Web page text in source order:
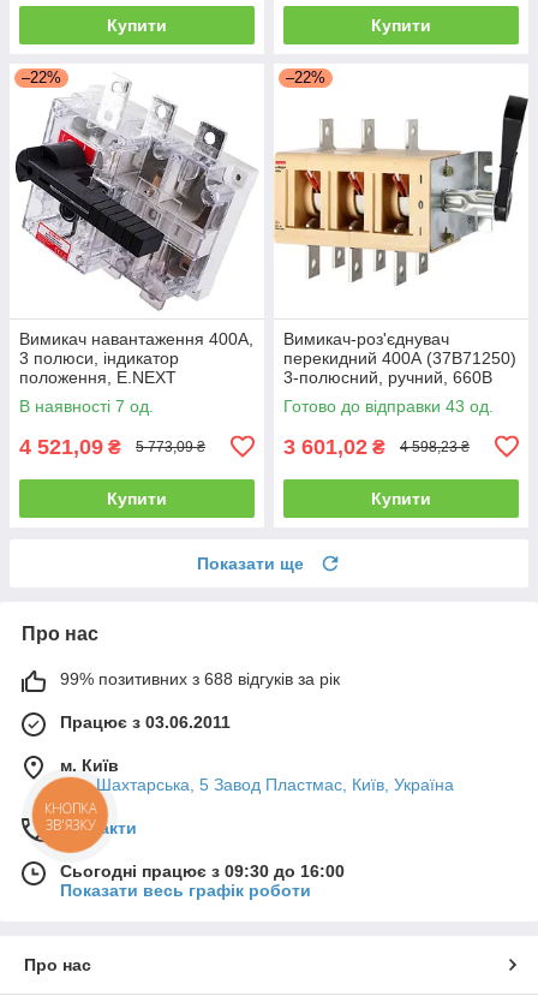
Купити Купити
–22%
Вимикач навантаження 400А,
3 полюси, індикатор
положення, E.NEXT
В наявності 7 од.
4 521,09 ₴ 5 773,09 ₴
Купити
–22%
Вимикач-роз'єднувач
перекидний 400А (37В71250)
3-полюсний, ручний, 660В
Готово до відправки 43 од.
3 601,02 ₴ 4 598,23 ₴
Купити
Показати ще
Про нас
99% позитивних з 688 відгуків за рік
Працює з 03.06.2011
м. Київ
вул. Шахтарська, 5 Завод Пластмас, Київ, Україна
Контакти
Сьогодні працює з 09:30 до 16:00
Показати весь графік роботи
Про нас
КНОПКА
ЗВ'ЯЗКУ